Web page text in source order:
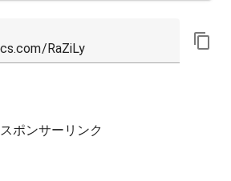
スポンサーリンク